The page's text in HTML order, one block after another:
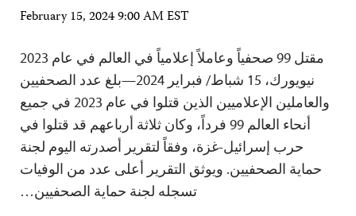
February 15, 2024 9:00 AM EST
مقتل 99 صحفياً وعاملاً إعلامياً في العالم في عام 2023
نيويورك، 15 شباط/ فبراير 2024—بلغ عدد الصحفيين
والعاملين الإعلاميين الذين قتلوا في عام 2023 في جميع
أنحاء العالم 99 فرداً، وكان ثلاثة أرباعهم قد قتلوا في
حرب إسرائيل-غزة، وفقاً لتقرير أصدرته اليوم لجنة
حماية الصحفيين. ويوثق التقرير أعلى عدد من الوفيات
تسجله لجنة حماية الصحفيين…